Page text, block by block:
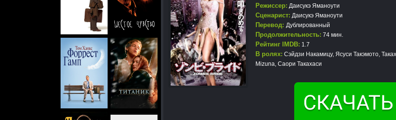
Режиссер: Даисукэ Яманоути
Сценарист: Даисукэ Яманоути
Перевод: Дублированный
Продолжительность: 74 мин.
Рейтинг IMDB: 1.7
В ролях: Сэйдзи Накамицу, Ясуси Такэмото,
Mizuna, Саори Такахаси